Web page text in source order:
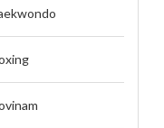
ĐẤM BAO